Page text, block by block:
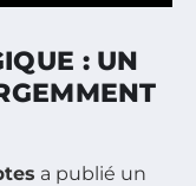
: UN
a publié un